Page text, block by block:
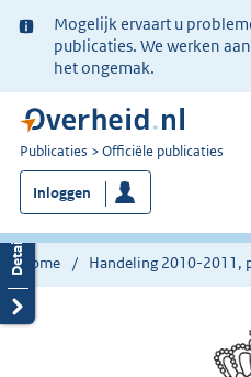
Ter
informatie:
Mogelijk ervaart u
publicaties. We werken
het ongemak.
U
bent
nu
hier:
Publicaties Officiële publicaties
Inloggen
Home Handeling 2010-2011,